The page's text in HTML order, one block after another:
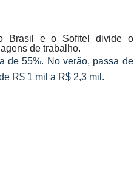
Brasil e o Sofitel divide o
de trabalho.
de 55%. No verão, passa de
R$ 1 mil a R$ 2,3 mil.